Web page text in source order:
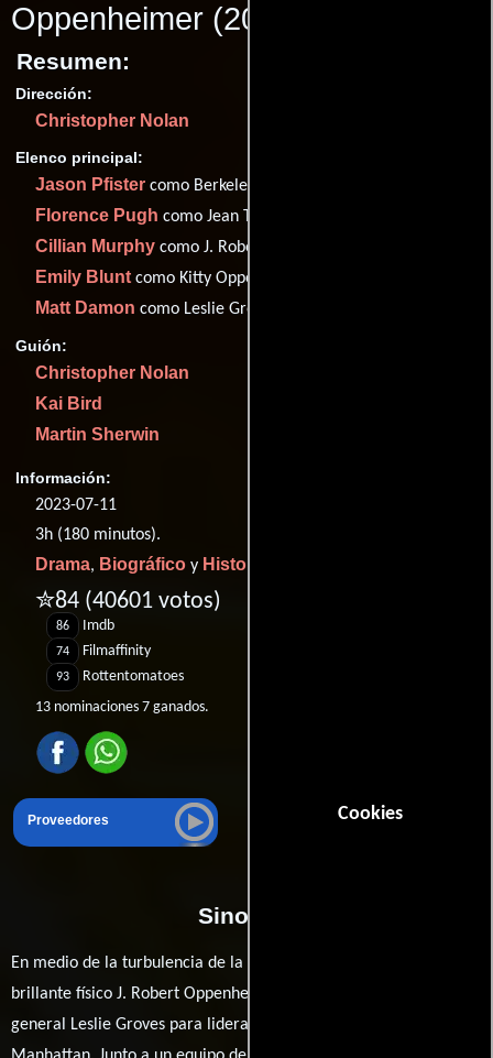
Cookies
Oppenheimer (2023)
Resumen:
Dirección:
Christopher Nolan
Elenco principal:
Jason Pfister como Berkeley Student
Florence Pugh como Jean Tatlock
Cillian Murphy como J. Robert Oppenheimer
Emily Bluntcomo Kitty Oppenheimer
Matt Damon como Leslie Groves Jr.
Guión:
Christopher Nolan
Kai Bird
Martin Sherwin
Información:
2023-07-11
3h (180 minutos).
Drama, Biográfico y Historia
✮84 (40601 votos)
86 Imdb
74 Filmaffinity
93
Rottentomatoes
13 nominaciones 7 ganados.
Proveedores
Sinopsis
En medio de la turbulencia de la Segunda Guerra Mundial, el
brillante físico J. Robert Oppenheimer es designado por el
general Leslie Groves para liderar el enigmático Proyecto